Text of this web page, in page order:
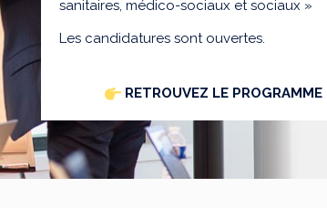
sanitaires, médico-sociaux et sociaux »
Les candidatures sont ouvertes.
RETROUVEZ LE PROGRAMME